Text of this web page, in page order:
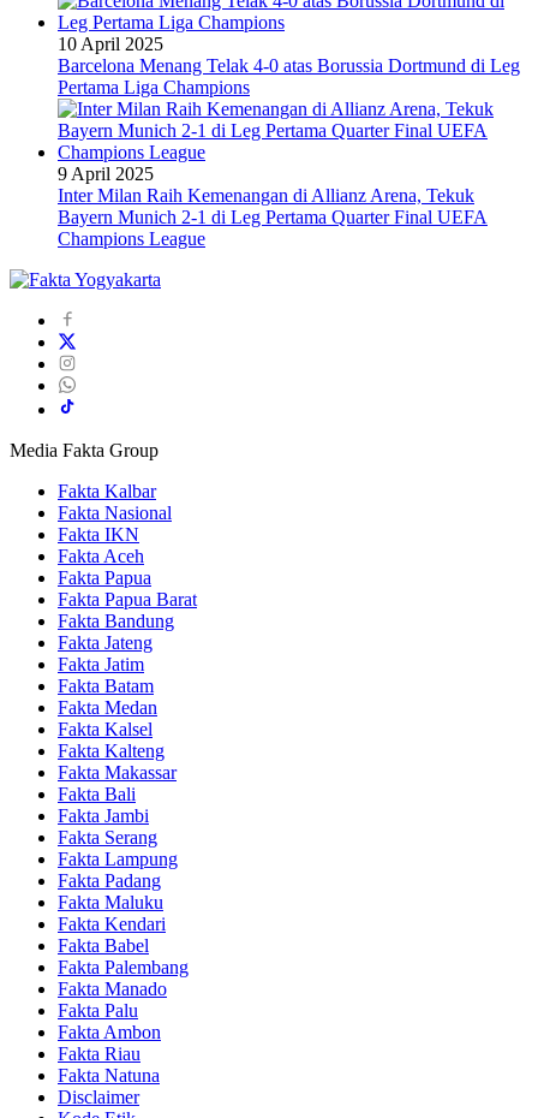
10 April 2025
Barcelona Menang Telak 4-0 atas Borussia Dortmund di Leg
Pertama Liga Champions
9 April 2025
Inter Milan Raih Kemenangan di Allianz Arena, Tekuk
Bayern Munich 2-1 di Leg Pertama Quarter Final UEFA
Champions League
Media Fakta Group
Fakta Kalbar
Fakta Nasional
Fakta IKN
Fakta Aceh
Fakta Papua
Fakta Papua Barat
Fakta Bandung
Fakta Jateng
Fakta Jatim
Fakta Batam
Fakta Medan
Fakta Kalsel
Fakta Kalteng
Fakta Makassar
Fakta Bali
Fakta Jambi
Fakta Serang
Fakta Lampung
Fakta Padang
Fakta Maluku
Fakta Kendari
Fakta Babel
Fakta Palembang
Fakta Manado
Fakta Palu
Fakta Ambon
Fakta Riau
Fakta Natuna
Disclaimer